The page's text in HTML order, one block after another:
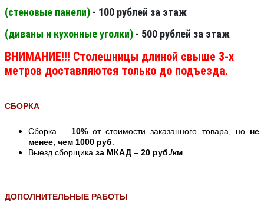
(стеновые панели) - 100 рублей за этаж
(диваны и кухонные уголки) - 500 рублей за этаж
ВНИМАНИЕ!!! Столешницы длиной свыше 3-х
метров доставляются только до подъезда.
СБОРКА
Сборка – 10%от стоимости заказанного товара, но не
менее, чем 1000 руб
Выезд сборщика за МКАД – 20 руб./км
ДОПОЛНИТЕЛЬНЫЕ РАБОТЫ